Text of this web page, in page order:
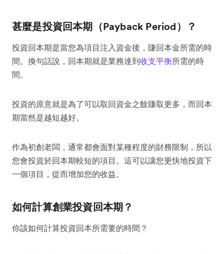
甚麼是投資回本期（Payback Period）？
投資回本期是當您為項目注入資金後，賺回本金所需的時
間。換句話說，回本期就是業務達到收支平衡所需的時
間。
投資的原意就是為了可以取回資金之餘賺取更多，而回本
期當然是越短越好。
作為初創老闆，通常都會面對某種程度的財務限制，所以
您會投資於回本期較短的項目。這可以讓您更快地投資下
一個項目，從而增加您的收益。
如何計算創業投資回本期？
你該如何計算投資回本所需要的時間？